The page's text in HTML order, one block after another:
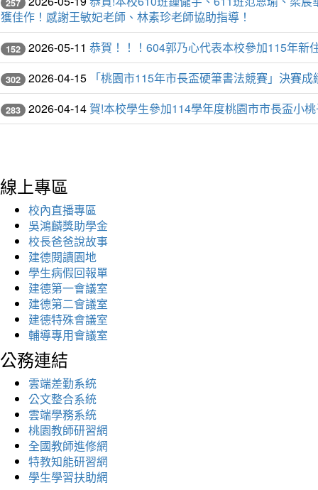
257
獲佳作！感謝王敏妃老師、林素珍老師協助指導！
152 2026-05-11 恭賀！！！604郭乃心代表本校參加115年新
302 2026-04-15 「桃園市115年市長盃硬筆書法競賽」決賽
283 2026-04-14賀!本校學生參加114學年度桃園市市長盃小
線上專區
校內直播專區
吳鴻麟獎助學金
校長爸爸說故事
建德閱讀園地
學生病假回報單
建德第一會議室
建德第二會議室
建德特殊會議室
輔導專用會議室
公務連結
雲端差勤系統
公文整合系統
雲端學務系統
桃園教師研習網
全國教師進修網
特教知能研習網
學生學習扶助網